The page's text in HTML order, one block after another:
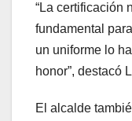
“La certificación
fundamental
un uniforme lo
honor”, destacó
El alcalde